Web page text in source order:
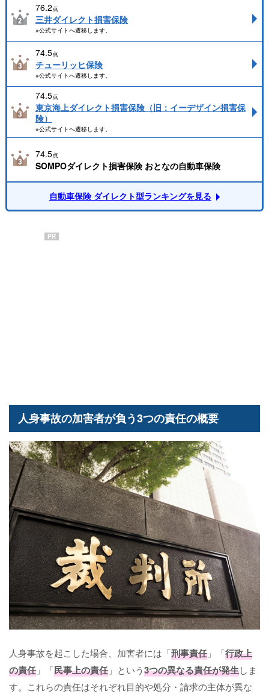
76.2点
三井ダイレクト損害保険
※公式サイトへ遷移します。
74.5点
チューリッヒ保険
※公式サイトへ遷移します。
74.5点
東京海上ダイレクト損害保険（旧：イーデザイン損害保
険）
※公式サイトへ遷移します。
74.5点
SOMPOダイレクト損害保険 おとなの自動車保険
自動車保険 ダイレクト型ランキングを見る
PR
人身事故の加害者が負う3つの責任の概要
人身事故を起こした場合、加害者には「刑事責任 」「行政上
の責任 」「民事上の責任 」という3つの異なる責任が発生しま
す。これらの責任はそれぞれ目的や処分・請求の主体が異な